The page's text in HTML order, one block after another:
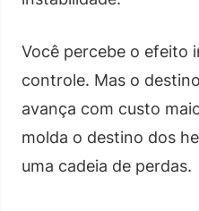
Você percebe o efeito
controle. Mas o
avança com custo
molda o destino dos
uma cadeia de perdas.